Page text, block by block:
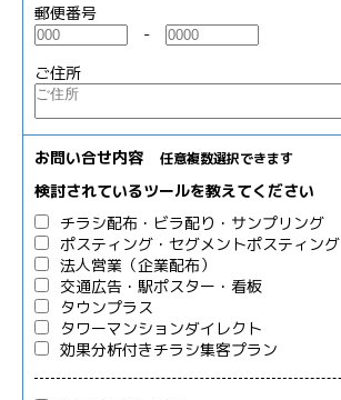
郵便番号
-
ご住所
お問い合せ内容 任意複数選択できます
検討されているツールを教えてください
チラシ配布・ビラ配り・サンプリング
ポスティング・セグメントポスティング
法人営業（企業配布）
交通広告・駅ポスター・看板
タウンプラス
タワーマンションダイレクト
効果分析付きチラシ集客プラン